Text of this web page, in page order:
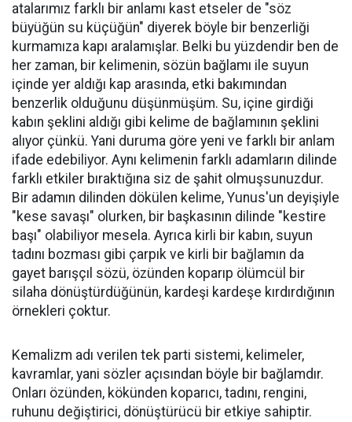
atalarımız farklı bir anlamı kast etseler de "söz
büyüğün su küçüğün" diyerek böyle bir benzerliği
kurmamıza kapı aralamışlar. Belki bu yüzdendir ben de
her zaman, bir kelimenin, sözün bağlamı ile suyun
içinde yer aldığı kap arasında, etki bakımından
benzerlik olduğunu düşünmüşüm. Su, içine girdiği
kabın şeklini aldığı gibi kelime de bağlamının şeklini
alıyor çünkü. Yani duruma göre yeni ve farklı bir anlam
ifade edebiliyor. Aynı kelimenin farklı adamların dilinde
farklı etkiler bıraktığına siz de şahit olmuşsunuzdur.
Bir adamın dilinden dökülen kelime, Yunus'un deyişiyle
"kese savaşı" olurken, bir başkasının dilinde "kestire
başı" olabiliyor mesela. Ayrıca kirli bir kabın, suyun
tadını bozması gibi çarpık ve kirli bir bağlamın da
gayet barışçıl sözü, özünden koparıp ölümcül bir
silaha dönüştürdüğünün, kardeşi kardeşe kırdırdığının
örnekleri çoktur.
Kemalizm adı verilen tek parti sistemi, kelimeler,
kavramlar, yani sözler açısından böyle bir bağlamdır.
Onları özünden, kökünden koparıcı, tadını, rengini,
ruhunu değiştirici, dönüştürücü bir etkiye sahiptir.